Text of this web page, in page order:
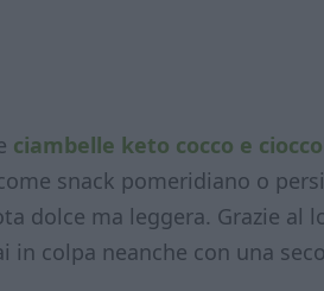
ciambelle keto cocco e
snack pomeridiano o
dolce ma leggera. Grazie
in colpa neanche con una